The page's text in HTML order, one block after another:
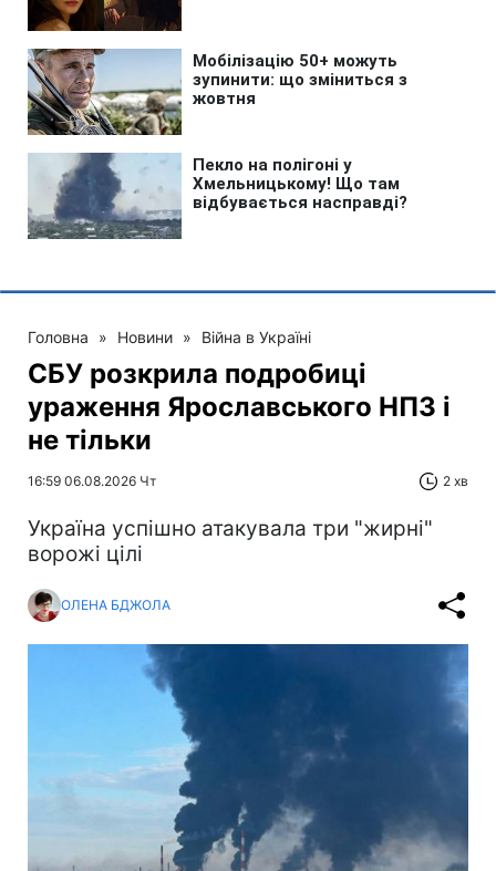
Головна » Новини » Війна в Україні
СБУ розкрила подробиці
ураження Ярославського НПЗ і
не тільки
16:59 06.08.2026 Чт 2 хв
Україна успішно атакувала три "жирні"
ворожі цілі
ОЛЕНА БДЖОЛА